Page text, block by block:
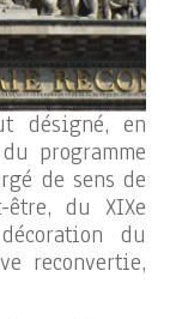
désigné, en
programme
de sens de
du XIXe
du
reconvertie,